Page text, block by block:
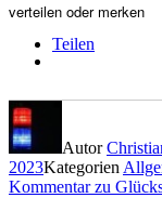
verteilen oder merken
Teilen
Autor
2023Kategorien
Kommentarzu